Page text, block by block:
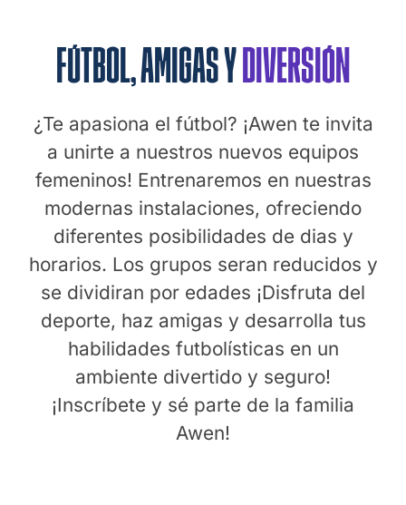
FÚTBOL, AMIGAS YDIVERSIÓN
¿Te apasiona el fútbol? ¡Awen te invita
a unirte a nuestros nuevos equipos
femeninos! Entrenaremos en nuestras
modernas instalaciones, ofreciendo
diferentes posibilidades de dias y
horarios. Los grupos seran reducidos y
se dividiran por edades ¡Disfruta del
deporte, haz amigas y desarrolla tus
habilidades futbolísticas en un
ambiente divertido y seguro!
¡Inscríbete y sé parte de la familia
Awen!